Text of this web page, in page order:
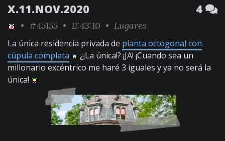
X.11.NOV.2020 4
• #45155 • 11:43:10 • Lugares
La única residencia privada de planta octogonal con
cúpula completa
¿¡La única!? ¡JA! ¡Cuando sea un
millonario excéntrico me haré 3 iguales y ya no será la
única!